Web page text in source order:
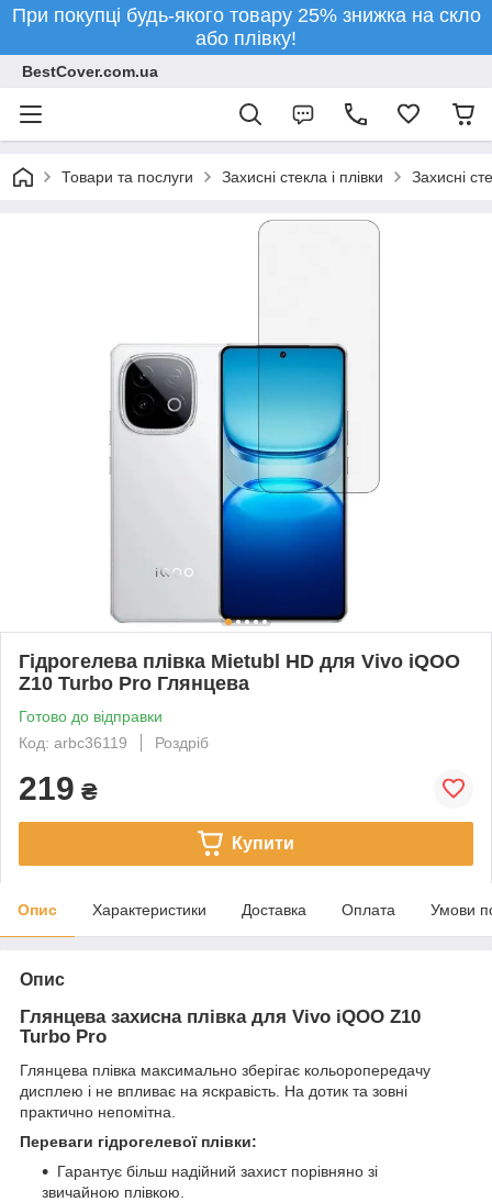
При покупці будь-якого товару 25% знижка на скло
або плівку!
BestCover.com.ua
Товари та послуги Захисні стекла і плівки Захисні
Гідрогелева плівка Mietubl HD для Vivo iQOO
Z10 Turbo Pro Глянцева
Готово до відправки
Код: arbc36119
Роздріб
219 ₴
Купити
Опис Характеристики Доставка Оплата Умови
Опис
Глянцева захисна плівка для Vivo iQOO Z10
Turbo Pro
Глянцева плівка максимально зберігає кольоропередачу
дисплею і не впливає на яскравість. На дотик та зовні
практично непомітна.
Переваги гідрогелевої плівки:
Гарантує більш надійний захист порівняно зі
звичайною плівкою.